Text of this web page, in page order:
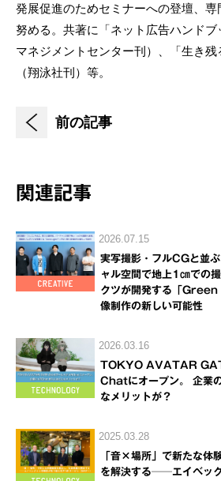
発展促進のためセミナーへの登壇、
努める。共著に「ネット広告ハンド
マネジメントセンター刊）、「生き残
（翔泳社刊）等。
前の記事
関連記事
2026.07.15
実写撮影・フルCGと並
ャル空間で地上1㎝での
クツが開発する「
像制作の新しい可能性
2026.03.16
TOKYO AVATAR
Chatにオープン。 企業
なメリットが？
2025.03.28
「音×場所」で新たな体
を解決する──エイベッ